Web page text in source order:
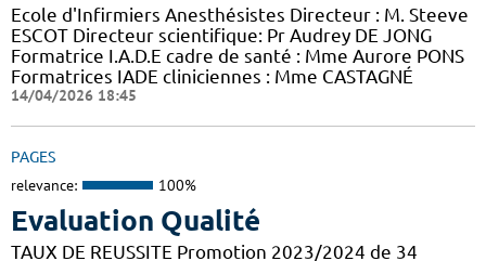
Ecole d'Infirmiers Anesthésistes Directeur : M. Steeve
ESCOT Directeur scientifique: Pr Audrey DE JONG
Formatrice I.A.D.E cadre de santé : Mme Aurore PONS
Formatrices IADE cliniciennes : Mme CASTAGNÉ
14/04/2026 18:45
PAGES
relevance: 100%
Evaluation Qualité
TAUX DE REUSSITE Promotion 2023/2024 de 34